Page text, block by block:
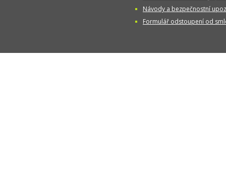
Návody a bezpečnostní
Formulář odstoupení od